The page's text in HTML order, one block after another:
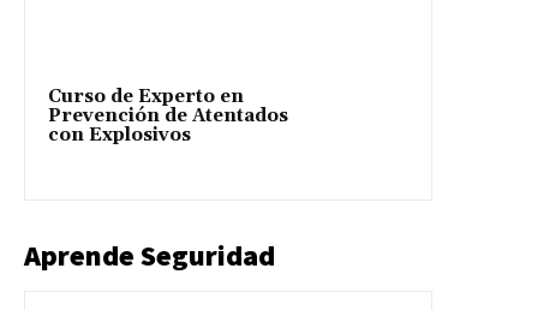
Curso de Experto en
Prevención de Atentados
con Explosivos
Aprende Seguridad